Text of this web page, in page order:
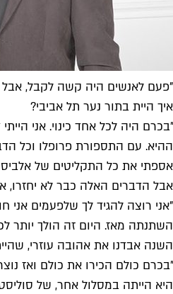
"פעם לאנשים היה קשה לקבל, אבל
איך היית בתור נער תל אביבי?
"בכרם היה לכל אחד כינוי. אני
ההיא. עם התספורת פרופלו וכל
אספתי את כל התקליטים של אלביס
אבל הדברים האלה כבר לא יחזרו,
"אני רוצה להגיד לך שלפעמים אני
השתנתה מאז. היום זה הולך יותר
השנה אבדנו את אהובה עוזרי,
"בכרם כולם הכירו את כולם ואז
היא הייתה במסלול אחר, של